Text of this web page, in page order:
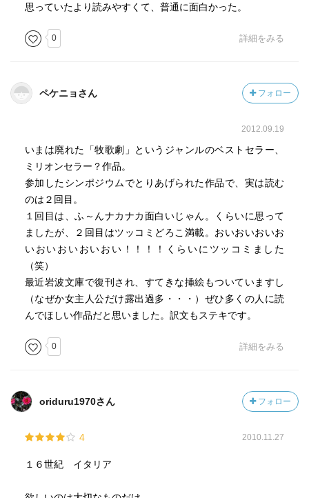
思っていたより読みやすくて、普通に面白かった。
0 詳細をみる
ペケニョさん フォロー
2012.09.19
いまは廃れた「牧歌劇」というジャンルのベストセラー、
ミリオンセラー？作品。
参加したシンポジウムでとりあげられた作品で、実は読む
のは２回目。
１回目は、ふ～んナカナカ面白いじゃん。くらいに思って
ましたが、２回目はツッコミどろこ満載。おいおいおいお
いおいおいおいおい！！！！くらいにツッコミました
（笑）
最近岩波文庫で復刊され、すてきな挿絵もついていますし
（なぜか女主人公だけ露出過多・・・）ぜひ多くの人に読
んでほしい作品だと思いました。訳文もステキです。
0 詳細をみる
oriduru1970さん フォロー
4 2010.11.27
１６世紀 イタリア